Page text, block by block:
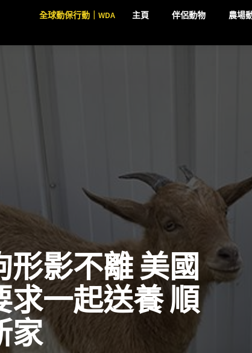
全球動保行動｜WDA 主頁 伴侶動物 農場
形影不離 美國
求一起送養 順
家